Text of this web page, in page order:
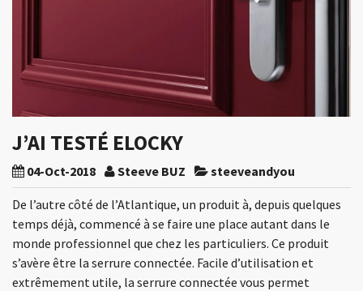
J’AI TESTÉ ELOCKY
04-Oct-2018 Steeve BUZ steeveandyou
De l’autre côté de l’Atlantique, un produit à, depuis quelques
temps déjà, commencé à se faire une place autant dans le
monde professionnel que chez les particuliers. Ce produit
s’avère être la serrure connectée. Facile d’utilisation et
extrêmement utile, la serrure connectée vous permet